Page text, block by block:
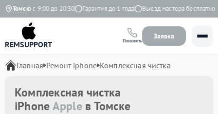
Томскс 9:00 до 20:30 Гарантия до 1 года Выезд мастера бесплатно
REMSUPPORT Позвонить
Заявка
Главная Ремонт iphone Комплексная чистка
Комплексная чистка
iPhoneAppleв Томске